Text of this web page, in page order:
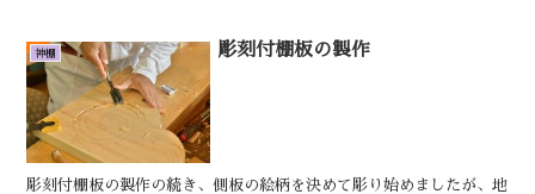
神棚 彫刻付棚板の製作
彫刻付棚板の製作の続き、側板の絵柄を決めて彫り始めましたが、地